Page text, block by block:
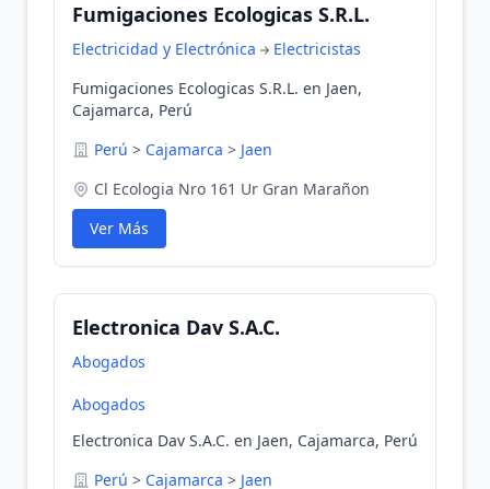
Fumigaciones Ecologicas S.R.L.
Electricidad y Electrónica
Electricistas
Fumigaciones Ecologicas S.R.L. en Jaen,
Cajamarca, Perú
Perú > Cajamarca > Jaen
Cl Ecologia Nro 161 Ur Gran Marañon
Ver Más
Electronica Dav S.A.C.
Abogados
Abogados
Electronica Dav S.A.C. en Jaen, Cajamarca, Perú
Perú > Cajamarca > Jaen